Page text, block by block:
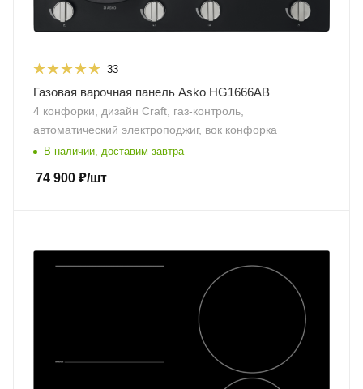
33
Газовая варочная панель Asko HG1666AB
4 конфорки, дизайн Craft, газ-контроль,
автоматический электроподжиг, вок конфорка
В наличии, доставим завтра
74 900 ₽/шт